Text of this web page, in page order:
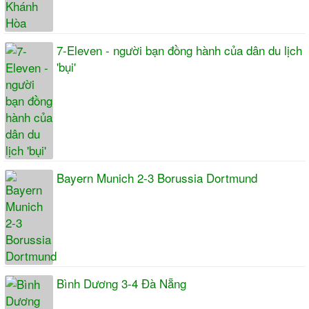
7-Eleven - người bạn đồng hành của dân du lịch
'bụi'
Bayern Munich 2-3 Borussia Dortmund
Bình Dương 3-4 Đà Nẵng